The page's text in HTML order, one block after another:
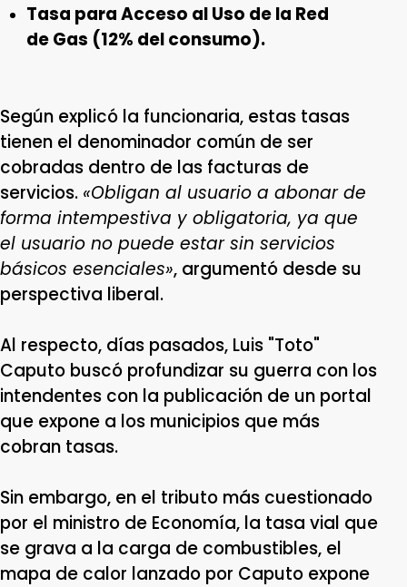
Tasa para Acceso al Uso de la Red
de Gas (12% del consumo).
Según explicó la funcionaria, estas tasas
tienen el denominador común de ser
cobradas dentro de las facturas de
servicios. «Obligan al usuario a abonar de
forma intempestiva y obligatoria, ya que
el usuario no puede estar sin servicios
básicos esenciales», argumentó desde su
perspectiva liberal.
Al respecto, días pasados, Luis "Toto"
Caputo buscó profundizar su guerra con los
intendentes con la publicación de un portal
que expone a los municipios que más
cobran tasas.
Sin embargo, en el tributo más cuestionado
por el ministro de Economía, la tasa vial que
se grava a la carga de combustibles, el
mapa de calor lanzado por Caputo expone